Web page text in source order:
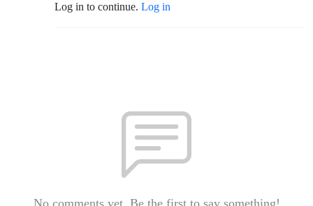
Log in to continue. Log in
No comments yet. Be the first to say something!